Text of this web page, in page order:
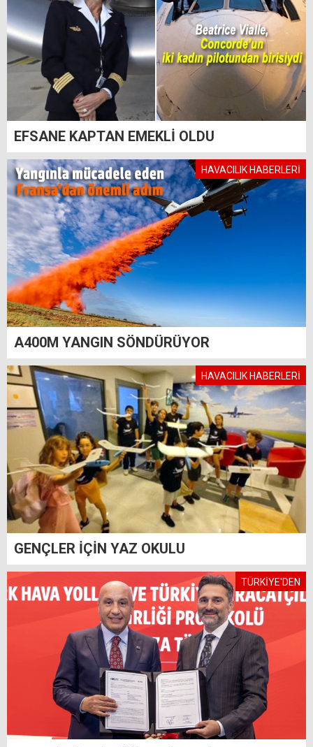
EFSANE KAPTAN EMEKLİ OLDU
HAVACILIK HABERLERİ
A400M YANGIN SÖNDÜRÜYOR
HAVACILIK HABERLERİ
GENÇLER İÇİN YAZ OKULU
TÜRKİYE'DEN